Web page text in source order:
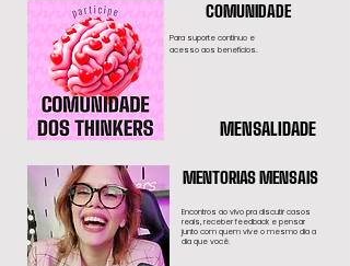
COMUNIDADE
Para suporte contínuo e
acesso aos benefícios.
MENSALIDADE
Encontros ao vivo pra discutir casos
reais, receber feedback e pensar
junto com quem vive o mesmo dia a
dia que você.
MENTORIAS MENSAIS